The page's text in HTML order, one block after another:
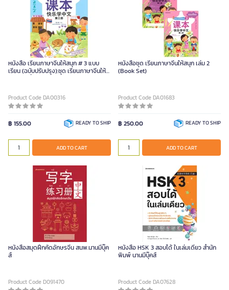
หนังสือ เรียนภาษาจีนให้สนุก # 3 แบบ
เรียน (ฉบับปรับปรุง):ชุด เรียนภาษาจีนให้
Product Code DA00316
฿ 155.00 READY TO SHIP
ADD TO CART
หนังสือชุด เรียนภาษาจีนให้สนุก เล่ม 2
(Book Set)
Product Code DA01683
฿ 250.00 READY TO SHIP
ADD TO CART
หนังสือสมุดฝึกคัดอักษรจีน สนพ.นานมีบุ๊ค
ส์
Product Code D091470
หนังสือ HSK 3 สอบได้ ในเล่มเดียว สำนัก
พิมพ์ นานมีบุ๊คส์
Product Code DA07628